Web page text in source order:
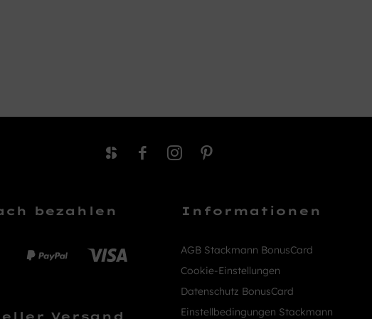
bezahlen Informationen
AGB Stackmann BonusCard
Cookie-Einstellungen
Datenschutz BonusCard
Einstellbedingungen Stackmann